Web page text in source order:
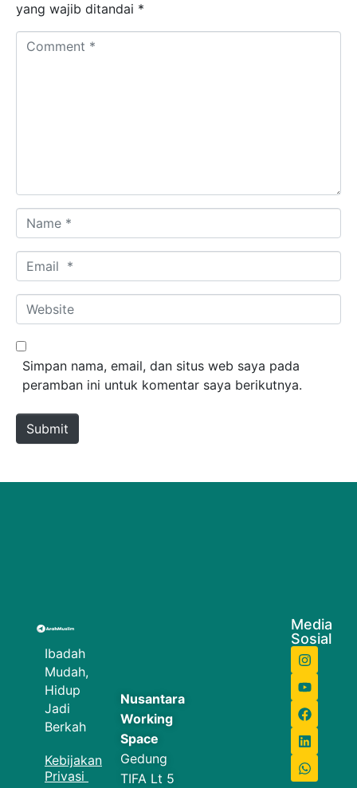
yang wajib ditandai *
Comment *
Name *
Email *
Website
Simpan nama, email, dan situs web saya pada
peramban ini untuk komentar saya berikutnya.
Submit
Ibadah
Mudah,
Hidup
Jadi
Berkah
Kebijakan
Privasi
Nusantara
Working
Space
Gedung
TIFA Lt 5
Media
Sosial